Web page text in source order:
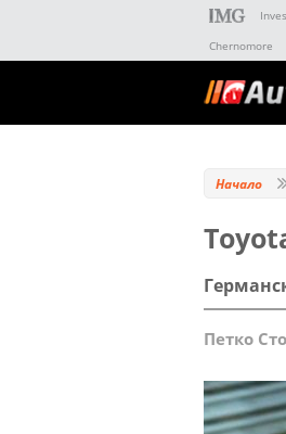
Chernomore
Начало
Петко